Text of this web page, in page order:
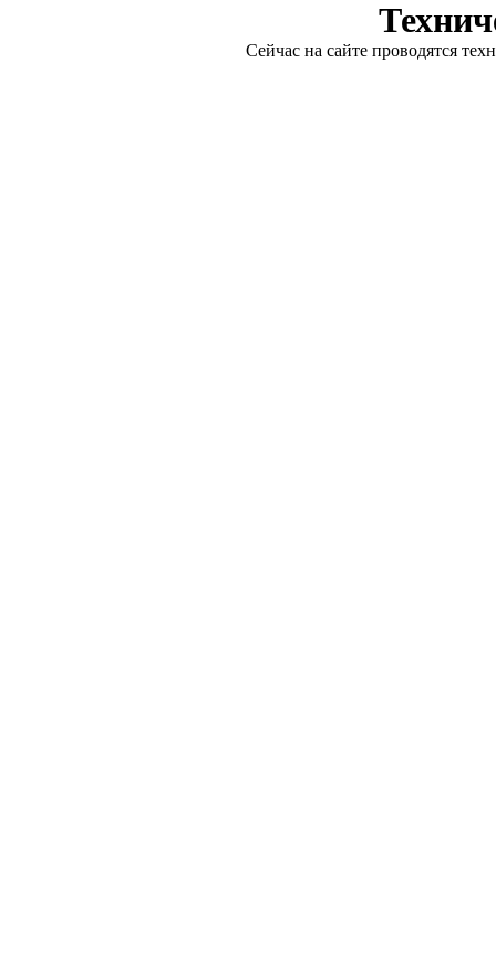
Сейчас на сайте проводятся